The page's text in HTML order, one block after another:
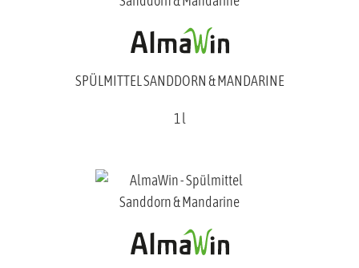
SPÜLMITTEL SANDDORN & MANDARINE
1 l